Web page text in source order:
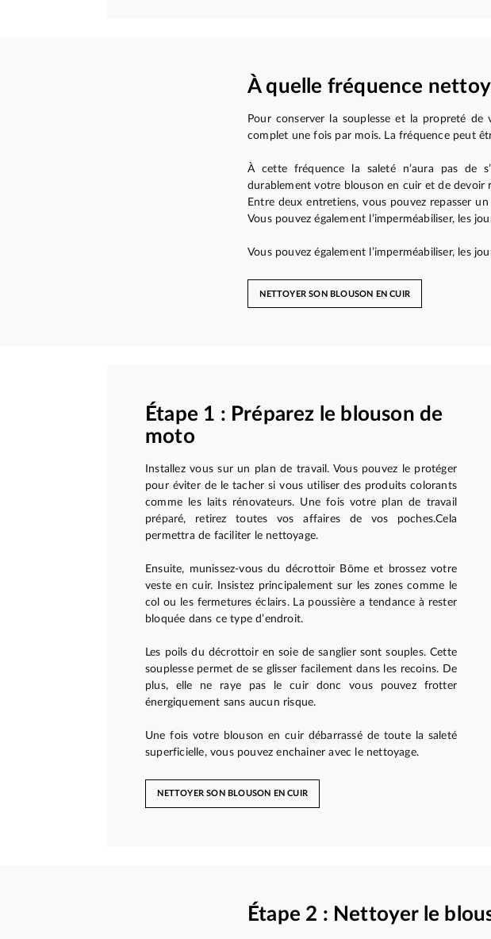
À quelle fréquence
Pour conserver la souplesse et la propreté
complet une fois par mois. La fréquence peut
À cette fréquence la saleté n’aura pas de
durablement votre blouson en cuir et de devoir
Entre deux entretiens, vous pouvez repasser
Vous pouvez également l’imperméabiliser, les
Vous pouvez également l’imperméabiliser, les
NETTOYER SON BLOUSON EN CUIR
Étape 1 : Préparez le blouson de
moto
Installez vous sur un plan de travail. Vous pouvez le protéger
pour éviter de le tacher si vous utiliser des produits colorants
comme les laits rénovateurs. Une fois votre plan de travail
préparé, retirez toutes vos affaires de vos poches.Cela
permettra de faciliter le nettoyage.
Ensuite, munissez-vous du décrottoir Bōme et brossez votre
veste en cuir. Insistez principalement sur les zones comme le
col ou les fermetures éclairs. La poussière a tendance à rester
bloquée dans ce type d’endroit.
Les poils du décrottoir en soie de sanglier sont souples. Cette
souplesse permet de se glisser facilement dans les recoins. De
plus, elle ne raye pas le cuir donc vous pouvez frotter
énergiquement sans aucun risque.
Une fois votre blouson en cuir débarrassé de toute la saleté
superficielle, vous pouvez enchainer avec le nettoyage.
NETTOYER SON BLOUSON EN CUIR
Étape 2 : Nettoyer le